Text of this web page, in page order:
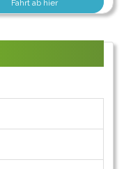
Fahrt ab hier